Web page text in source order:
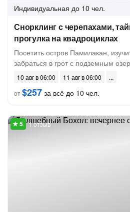
Индивидуальная до 10 чел.
Снорклинг с черепахами,
прогулка на квадроциклах
Посетить остров Памилакан,
забраться в грот с подземным
10 авг в 06:00
11 авг в 06:00
от$257 за всё до 10 чел.
1 отзыв